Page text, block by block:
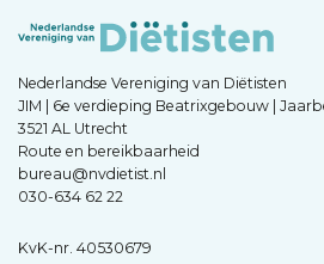
Nederlandse Vereniging van Diëtisten
JIM | 6e verdieping Beatrixgebouw |
3521 AL Utrecht
Route en bereikbaarheid
bureau@nvdietist.nl
030-634 62 22
KvK-nr. 40530679